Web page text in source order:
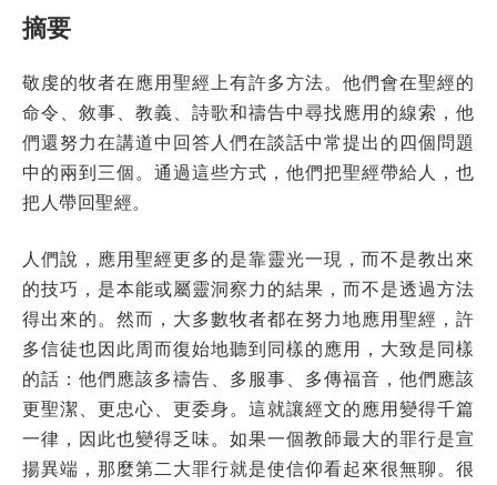
摘要
敬虔的牧者在應用聖經上有許多方法。他們會在聖經的
命令、敘事、教義、詩歌和禱告中尋找應用的線索，他
們還努力在講道中回答人們在談話中常提出的四個問題
中的兩到三個。通過這些方式，他們把聖經帶給人，也
把人帶回聖經。
人們說，應用聖經更多的是靠靈光一現，而不是教出來
的技巧，是本能或屬靈洞察力的結果，而不是透過方法
得出來的。然而，大多數牧者都在努力地應用聖經，許
多信徒也因此周而復始地聽到同樣的應用，大致是同樣
的話：他們應該多禱告、多服事、多傳福音，他們應該
更聖潔、更忠心、更委身。這就讓經文的應用變得千篇
一律，因此也變得乏味。如果一個教師最大的罪行是宣
揚異端，那麼第二大罪行就是使信仰看起來很無聊。很